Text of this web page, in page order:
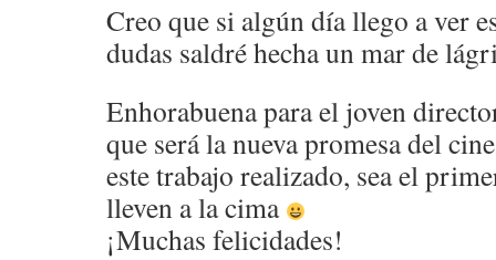
Creo que si algún día llego a ver
dudas saldré hecha un mar de
Enhorabuena para el joven
que será la nueva promesa del
este trabajo realizado, sea el
lleven a la cima
¡Muchas felicidades!